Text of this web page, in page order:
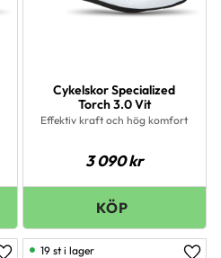
Cykelskor Specialized
Torch 3.0 Vit
Effektiv kraft och hög komfort
3 090kr
19 st i lager